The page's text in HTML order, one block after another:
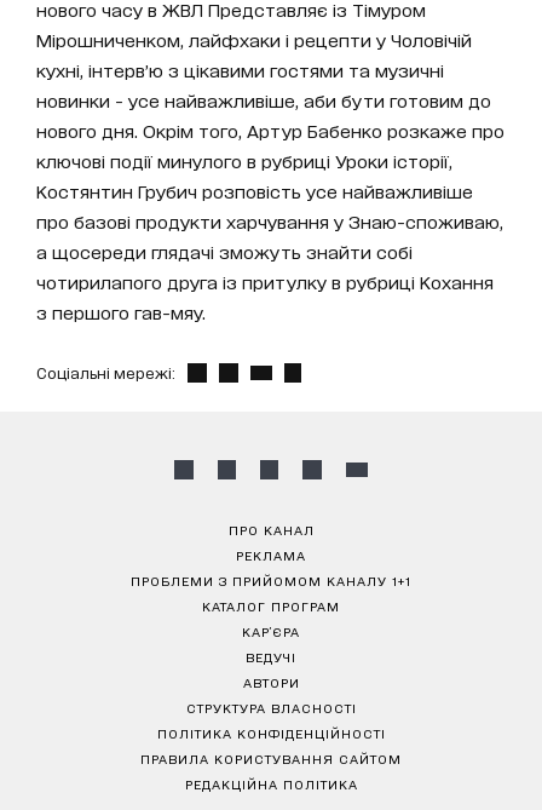
нового часу в ЖВЛ Представляє із Тімуром
Мірошниченком, лайфхаки і рецепти у Чоловічій
кухні, інтерв’ю з цікавими гостями та музичні
новинки - усе найважливіше, аби бути готовим до
нового дня. Окрім того, Артур Бабенко розкаже про
ключові події минулого в рубриці Уроки історії,
Костянтин Грубич розповість усе найважливіше
про базові продукти харчування у Знаю-споживаю,
а щосереди глядачі зможуть знайти собі
чотирилапого друга із притулку в рубриці Кохання
з першого гав-мяу.
Соціальні мережі:
ПРО КАНАЛ
РЕКЛАМА
ПРОБЛЕМИ З ПРИЙОМОМ КАНАЛУ 1+1
КАТАЛОГ ПРОГРАМ
КАР’ЄРА
ВЕДУЧІ
АВТОРИ
СТРУКТУРА ВЛАСНОСТІ
ПОЛІТИКА КОНФІДЕНЦІЙНОСТІ
ПРАВИЛА КОРИСТУВАННЯ САЙТОМ
РЕДАКЦІЙНА ПОЛІТИКА